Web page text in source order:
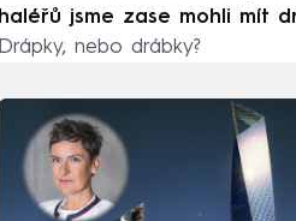
haléřů jsme zase mohli mít
Drápky, nebo drábky?